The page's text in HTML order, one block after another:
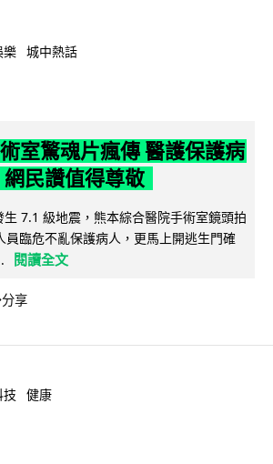
樂 城中熱話
室驚魂片瘋傳 醫護保護病
民讚值得尊敬
7.1 級地震，熊本綜合醫院手術室鏡頭拍
員臨危不亂保護病人，更馬上開逃生門確
閱讀全文
分享
技 健康